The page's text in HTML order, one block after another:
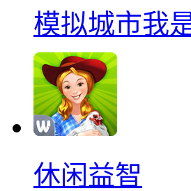
模拟城市我
休闲益智